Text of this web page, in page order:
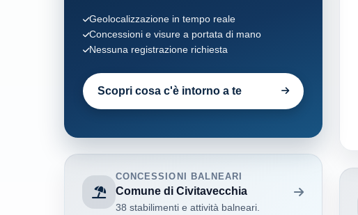
Geolocalizzazione in tempo reale
Concessioni e visure a portata di mano
Nessuna registrazione richiesta
Scopri cosa c'è intorno a te
CONCESSIONI BALNEARI
Comune di Civitavecchia
38 stabilimenti e attività balneari.